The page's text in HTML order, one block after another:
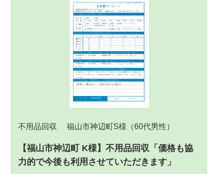
不用品回収 福山市神辺町S様 （60代男性）
【福山市神辺町 K様】不用品回収「価格も協
力的で今後も利用させていただきます」